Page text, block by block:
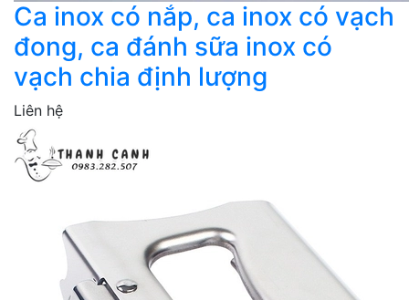
Ca inox có nắp, ca inox có vạch
đong, ca đánh sữa inox có
vạch chia định lượng
Liên hệ